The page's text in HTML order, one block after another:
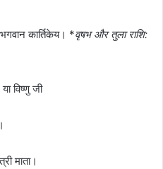
कार्तिकेय। *वृषभ और तुला राशि:
विष्णु जी
माता।